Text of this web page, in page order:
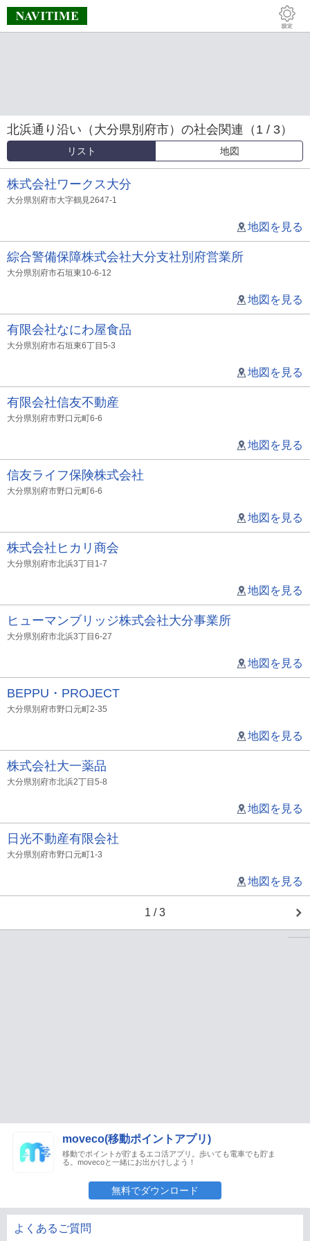
北浜通り沿い（大分県別府市）の社会関連（1 / 3）
リスト 地図
株式会社ワークス大分
大分県別府市大字鶴見2647-1
地図を見る
綜合警備保障株式会社大分支社別府営業所
大分県別府市石垣東10-6-12
地図を見る
有限会社なにわ屋食品
大分県別府市石垣東6丁目5-3
地図を見る
有限会社信友不動産
大分県別府市野口元町6-6
地図を見る
信友ライフ保険株式会社
大分県別府市野口元町6-6
地図を見る
株式会社ヒカリ商会
大分県別府市北浜3丁目1-7
地図を見る
ヒューマンブリッジ株式会社大分事業所
大分県別府市北浜3丁目6-27
地図を見る
BEPPU・PROJECT
大分県別府市野口元町2-35
地図を見る
株式会社大一薬品
大分県別府市北浜2丁目5-8
地図を見る
日光不動産有限会社
大分県別府市野口元町1-3
地図を見る
1 / 3
moveco(移動ポイントアプリ)
移動でポイントが貯まるエコ活アプリ。歩いても電車でも貯ま
る。movecoと一緒にお出かけしよう！
無料でダウンロード
よくあるご質問